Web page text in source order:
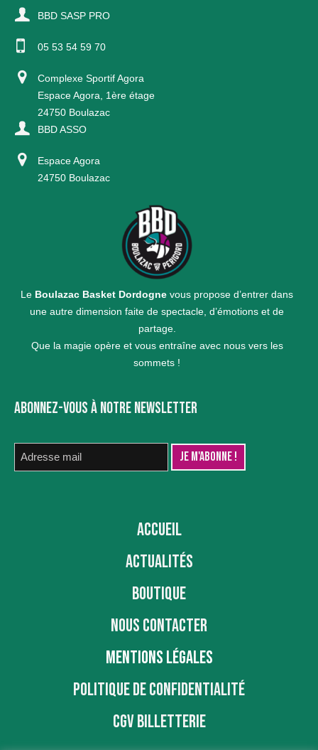
BBD SASP PRO
05 53 54 59 70
Complexe Sportif Agora
Espace Agora, 1ère étage
24750 Boulazac
BBD ASSO
Espace Agora
24750 Boulazac
Le Boulazac Basket Dordogne vous propose d’entrer dans
une autre dimension faite de spectacle, d’émotions et de
partage.
Que la magie opère et vous entraîne avec nous vers les
sommets !
ABONNEZ-VOUS À NOTRE NEWSLETTER
ACCUEIL
ACTUALITÉS
BOUTIQUE
NOUS CONTACTER
MENTIONS LÉGALES
POLITIQUE DE CONFIDENTIALITÉ
CGV BILLETTERIE